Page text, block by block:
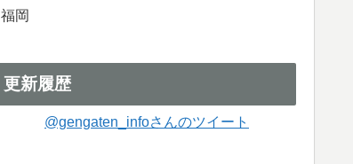
福岡
更新履歴
@gengaten_infoさんのツイート